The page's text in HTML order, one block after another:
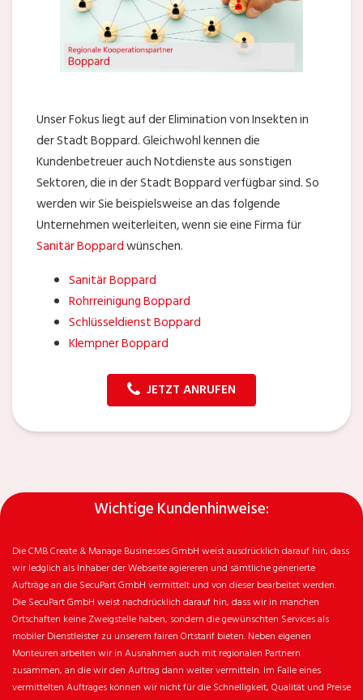
Unser Fokus liegt auf der Elimination von Insekten in
der Stadt Boppard. Gleichwohl kennen die
Kundenbetreuer auch Notdienste aus sonstigen
Sektoren, die in der Stadt Boppard verfügbar sind. So
werden wir Sie beispielsweise an das folgende
Unternehmen weiterleiten, wenn sie eine Firma für
Sanitär Boppardwünschen.
Sanitär Boppard
Rohrreinigung Boppard
Schlüsseldienst Boppard
Klempner Boppard
JETZT ANRUFEN
Wichtige Kundenhinweise:
Die CMB Create & Manage Businesses GmbH weist ausdrücklich darauf hin, dass
wir ledglich als Inhaber der Webseite agiereren und sämtliche generierte
Aufträge an die SecuPart GmbH vermittelt und von dieser bearbeitet werden.
Die SecuPart GmbH weist nachdrücklich darauf hin, dass wir in manchen
Ortschaften keine Zweigstelle haben, sondern die gewünschten Services als
mobiler Dienstleister zu unserem fairen Ortstarif bieten. Neben eigenen
Monteuren arbeiten wir in Ausnahmen auch mit regionalen Partnern
zusammen, an die wir den Auftrag dann weiter vermitteln. Im Falle eines
vermittelten Auftrages können wir nicht für die Schnelligkeit, Qualität und Preise